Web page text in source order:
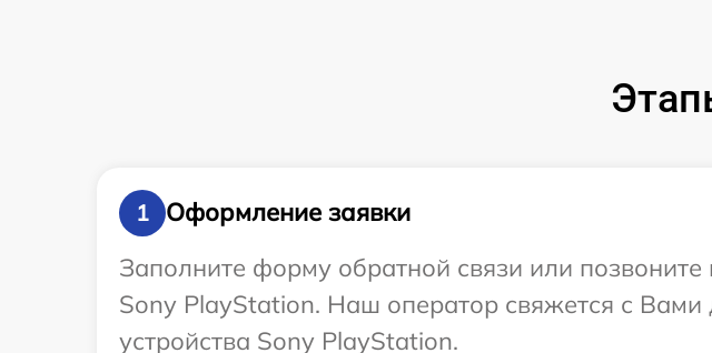
1
Оформление заявки
Заполните форму обратной связи или
Sony PlayStation. Наш оператор свяжется с
устройства Sony PlayStation.